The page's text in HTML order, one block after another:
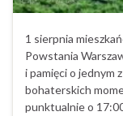
1 sierpnia
Powstania
i pamięci o jednym
bohaterskich
punktualnie o